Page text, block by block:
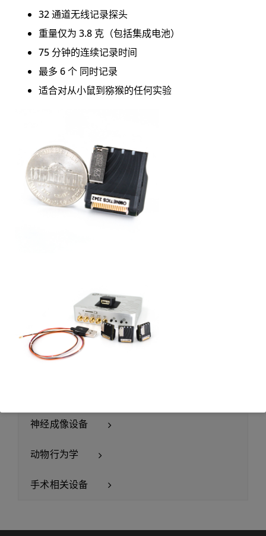
本产品必须与BLCC-04电流控制器一起操作。
详细技术信息：功率输出表
主要特点
相关产品
科研级LED光源
在体多通道
膜片钳平台
神经成像设备
动物行为学
手术相关设备
32 通道无线记录探头
重量仅为 3.8 克（包括集成电池）
75 分钟的连续记录时间
最多 6 个 同时记录
适合对从小鼠到猕猴的任何实验